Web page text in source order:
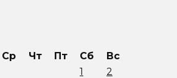
Ср Чт Пт Сб
Вс
1
2